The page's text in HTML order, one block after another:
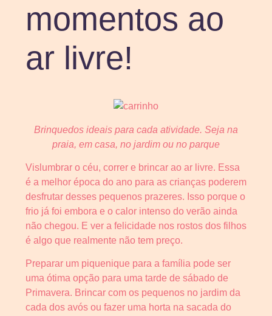
momentos ao
ar livre!
Brinquedos ideais para cada atividade. Seja na
praia, em casa, no jardim ou no parque
Vislumbrar o céu, correr e brincar ao ar livre. Essa
é a melhor época do ano para as crianças poderem
desfrutar desses pequenos prazeres. Isso porque o
frio já foi embora e o calor intenso do verão ainda
não chegou. E ver a felicidade nos rostos dos filhos
é algo que realmente não tem preço.
Preparar um piquenique para a família pode ser
uma ótima opção para uma tarde de sábado de
Primavera. Brincar com os pequenos no jardim da
cada dos avós ou fazer uma horta na sacada do